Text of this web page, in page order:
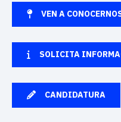
VEN A
SOLICITA
CANDIDATURA